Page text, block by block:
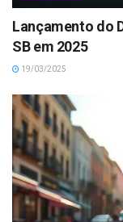
Lançamento do
SB em 2025
19/03/2025